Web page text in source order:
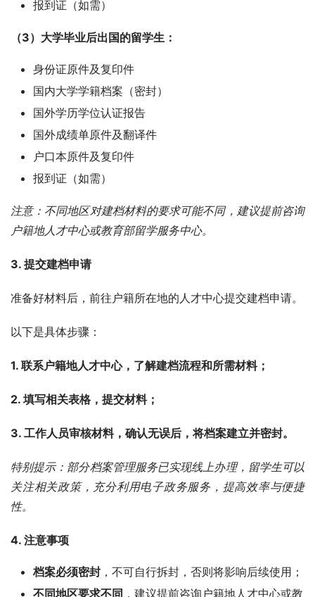
报到证（如需）
（3）大学毕业后出国的留学生：
身份证原件及复印件
国内大学学籍档案（密封）
国外学历学位认证报告
国外成绩单原件及翻译件
户口本原件及复印件
报到证（如需）
注意：不同地区对建档材料的要求可能不同，建议提前咨询
户籍地人才中心或教育部留学服务中心。
3. 提交建档申请
准备好材料后，前往户籍所在地的人才中心提交建档申请。
以下是具体步骤：
1. 联系户籍地人才中心，了解建档流程和所需材料；
2. 填写相关表格，提交材料；
3. 工作人员审核材料，确认无误后，将档案建立并密封。
特别提示：部分档案管理服务已实现线上办理，留学生可以
关注相关政策，充分利用电子政务服务，提高效率与便捷
性。
4. 注意事项
档案必须密封 ，不可自行拆封，否则将影响后续使用；
不同地区要求不同 ，建议提前咨询户籍地人才中心或教